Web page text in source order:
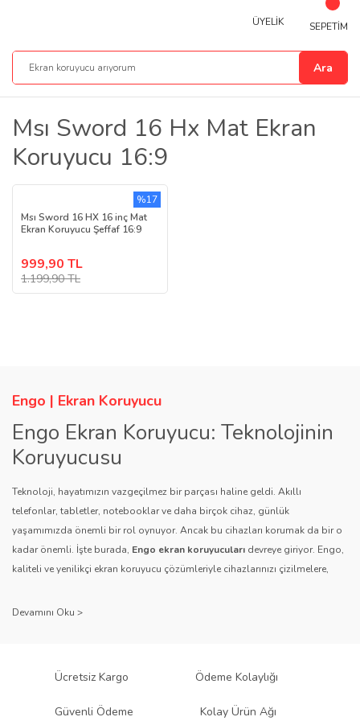
Ara
ÜYELİK SEPETİM
Msı Sword 16 Hx Mat Ekran
Koruyucu 16:9
Msı Sword 16 HX 16 inç Mat
Ekran Koruyucu Şeffaf 16:9
999,90 TL
1.199,90 TL
%17
Engo | Ekran Koruyucu
Engo Ekran Koruyucu: Teknolojinin
Koruyucusu
Teknoloji, hayatımızın vazgeçilmez bir parçası haline geldi. Akıllı
telefonlar, tabletler, notebooklar ve daha birçok cihaz, günlük
yaşamımızda önemli bir rol oynuyor. Ancak bu cihazları korumak da bir o
kadar önemli. İşte burada, Engo ekran koruyucuları devreye giriyor. Engo,
kaliteli ve yenilikçi ekran koruyucu çözümleriyle cihazlarınızı çizilmelere,
sağlıyor.
Engo ekran koruyucuları
, uzun yıllara dayanan tecrübesi ve teknolojiye
ürününü titiz bir kalite kontrol sürecinden geçirir. Kullanıcı dostu tasarımı
Ücretsiz Kargo Ödeme Kolaylığı
Güvenli Ödeme Kolay Ürün Ağı